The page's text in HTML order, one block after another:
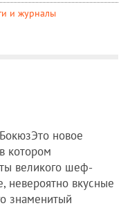
и журналы
новое
котором
великого шеф-
невероятно вкусные
знаменитый